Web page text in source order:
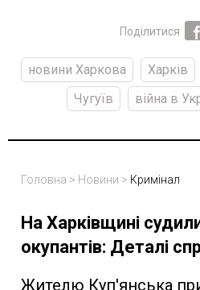
Поділитися
новини Харкова Харків
Чугуїв
війна в
Головна > Новини > Кримінал
На Харківщині
окупантів: Деталі
Жителю Куп'янська